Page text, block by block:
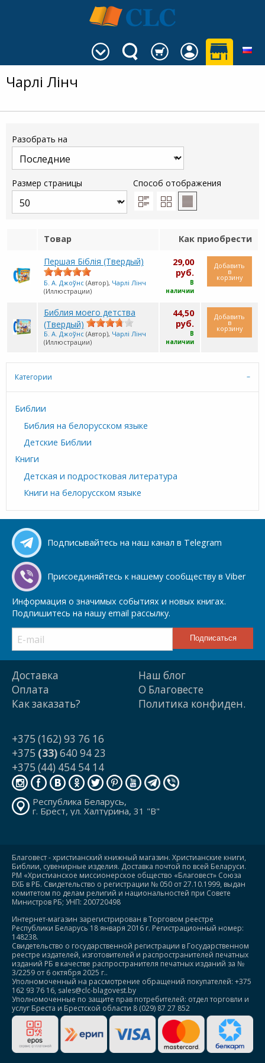
Чарлі Лінч
Разобрать на
Размер страницы Способ отображения
Товар
Как приобрести
Першая Біблія (Твердый)
Б. А. Джоўнс (Автор), Чарлі Лінч
(Иллюстрации)
29,00
руб.
В
наличии
Добавить
в
корзину
Библия моего детства
(Твердый)
Б. А. Джоўнс (Автор), Чарлі Лінч
(Иллюстрации)
44,50
руб.
В
наличии
Добавить
в
корзину
Категории
Библии
Библия на белорусском языке
Детские Библии
Книги
Детская и подростковая литература
Книги на белорусском языке
Подписывайтесь на наш канал в Telegram
Присоединяйтесь к нашему сообществу в Viber
Информация о значимых событиях и новых книгах.
Подпишитесь на нашу email рассылку.
Доставка
Оплата
Как заказать?
Наш блог
О Благовесте
Политика конфиден.
+375 (162) 93 76 16
+375 (33)640 94 23
+375 (44) 454 54 14
Республика Беларусь,
г. Брест, ул. Халтурина, 31 "В"
Благовест - христианский книжный магазин. Христианские книги,
Библии, сувенирные изделия. Доставка почтой по всей Беларуси.
РМ «Христианское миссионерское общество «Благовест» Союза
ЕХБ в РБ. Свидетельство о регистрации № 050 от 27.10.1999, выдан
комитетом по делам религий и национальностей при Совете
Министров РБ; УНП: 200720498
Интернет-магазин зарегистрирован в Торговом реестре
Республики Беларусь 18 января 2016 г. Регистрационный номер:
148238.
Свидетельство о государственной регистрации в Государственном
реестре издателей, изготовителей и распространителей печатных
изданий РБ в качестве распространителя печатных изданий за №
3/2259 от 6 октября 2025 г..
Уполномоченный на рассмотрение обращений покупателей: +375
162 93 76 16, sales@clc-blagovest.by
Уполномоченные по защите прав потребителей: отдел торговли и
услуг Бреста и Брестской области 8 (029) 87 27 852